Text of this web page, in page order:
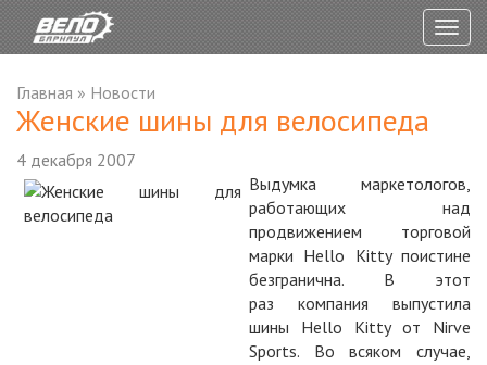
Главная » Новости
Женские шины для велосипеда
4 декабря 2007
Выдумка маркетологов,
работающих над
продвижением торговой
марки Hello Kitty поистине
безгранична. В этот
раз компания выпустила
шины Hello Kitty от Nirve
Sports. Во всяком случае,